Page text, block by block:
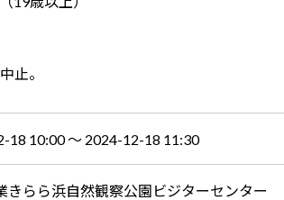
止。
18 10:00 〜 2024-12-18 11:30
きらら浜自然観察公園ビジターセンター